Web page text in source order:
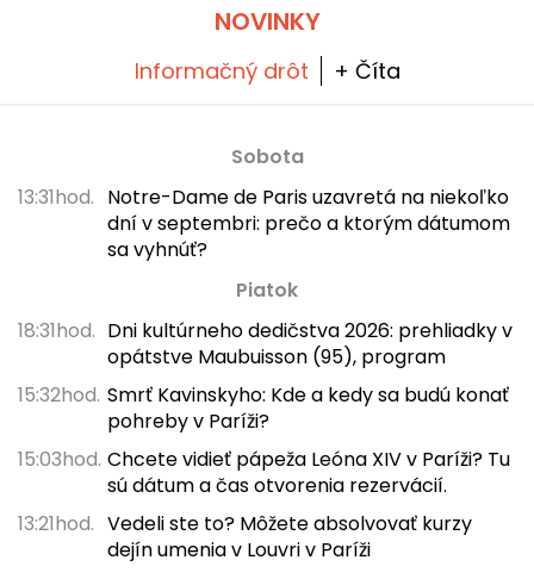
ste čelili horúčavám, všetky ich prehliadky sa
NOVINKY
Informačný drôt + Číta
Sobota
13:31hod. Notre-Dame de Paris uzavretá na niekoľko
dní v septembri: prečo a ktorým dátumom
sa vyhnúť?
Piatok
18:31hod. Dni kultúrneho dedičstva 2026: prehliadky v
opátstve Maubuisson (95), program
15:32hod. Smrť Kavinskyho: Kde a kedy sa budú konať
pohreby v Paríži?
15:03hod. Chcete vidieť pápeža Leóna XIV v Paríži? Tu
sú dátum a čas otvorenia rezervácií.
13:21hod. Vedeli ste to? Môžete absolvovať kurzy
dejín umenia v Louvri v Paríži